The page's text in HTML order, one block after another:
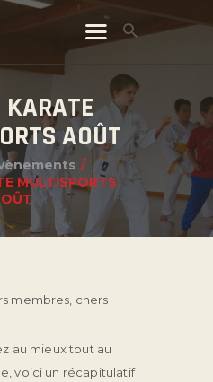
KARATE
AOÛT
MULTISPORTS
membres, chers
au mieux tout au
voici un récapitulatif